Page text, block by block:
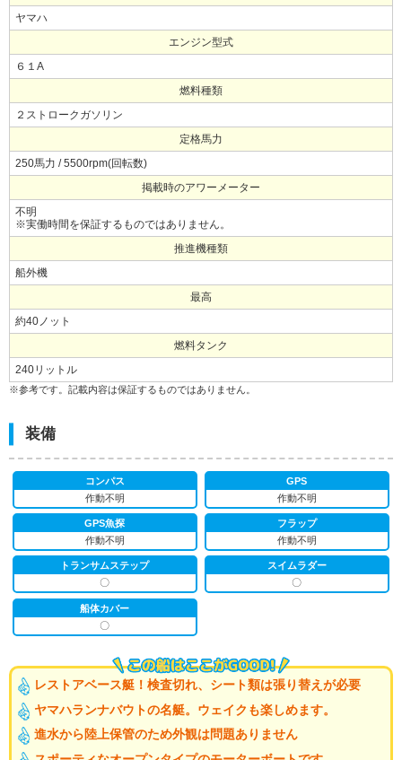
ヤマハ
エンジン型式
６１A
燃料種類
２ストロークガソリン
定格馬力
250馬力 / 5500rpm(回転数)
掲載時のアワーメーター
不明
※実働時間を保証するものではありません。
推進機種類
船外機
最高
約40ノット
燃料タンク
240リットル
※参考です。記載内容は保証するものではありません。
装備
コンパス
作動不明
GPS
作動不明
GPS魚探
作動不明
フラップ
作動不明
トランサムステップ
〇
スイムラダー
〇
船体カバー
〇
レストアベース艇！検査切れ、シート類は張り替えが必要
ヤマハランナバウトの名艇。ウェイクも楽しめます。
進水から陸上保管のため外観は問題ありません